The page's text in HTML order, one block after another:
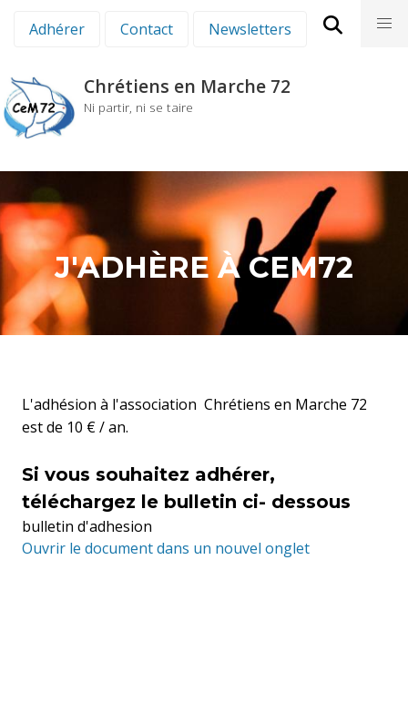
principal
Chrétiens en Marche 72
Ni partir, ni se taire
Adhérer Contact Newsletters
J'ADHÈRE À CEM72
L'adhésion à l'association Chrétiens en Marche 72
est de 10 € / an.
Si vous souhaitez adhérer,
téléchargez le bulletin ci- dessous
bulletin d'adhesion
Ouvrir le document dans un nouvel onglet